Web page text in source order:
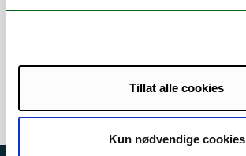
Tillat alle cookies
Kun nødvendige cookies
Vurderingsformer")